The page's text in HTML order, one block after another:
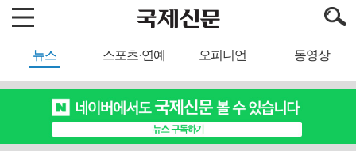
뉴스 스포츠·연예 오피니언 동영상